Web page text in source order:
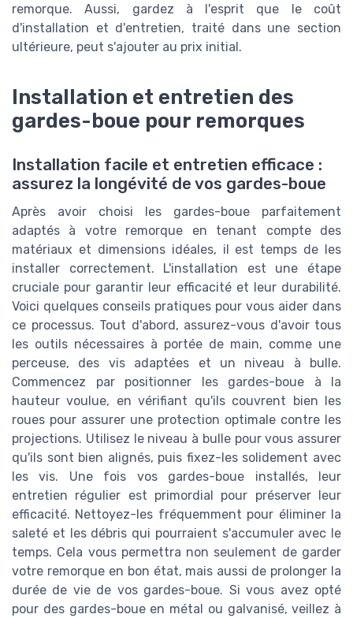
remorque. Aussi, gardez à l'esprit que le coût
d'installation et d'entretien, traité dans une section
ultérieure, peut s'ajouter au prix initial.
Installation et entretien des
gardes-boue pour remorques
Installation facile et entretien efficace :
assurez la longévité de vos gardes-boue
Après avoir choisi les gardes-boue parfaitement
adaptés à votre remorque en tenant compte des
matériaux et dimensions idéales, il est temps de les
installer correctement. L'installation est une étape
cruciale pour garantir leur efficacité et leur durabilité.
Voici quelques conseils pratiques pour vous aider dans
ce processus. Tout d'abord, assurez-vous d'avoir tous
les outils nécessaires à portée de main, comme une
perceuse, des vis adaptées et un niveau à bulle.
Commencez par positionner les gardes-boue à la
hauteur voulue, en vérifiant qu'ils couvrent bien les
roues pour assurer une protection optimale contre les
projections. Utilisez le niveau à bulle pour vous assurer
qu'ils sont bien alignés, puis fixez-les solidement avec
les vis. Une fois vos gardes-boue installés, leur
entretien régulier est primordial pour préserver leur
efficacité. Nettoyez-les fréquemment pour éliminer la
saleté et les débris qui pourraient s'accumuler avec le
temps. Cela vous permettra non seulement de garder
votre remorque en bon état, mais aussi de prolonger la
durée de vie de vos gardes-boue. Si vous avez opté
pour des gardes-boue en métal ou galvanisé, veillez à